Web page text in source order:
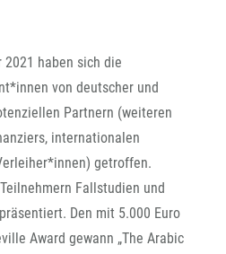
2021 haben sich die
von deutscher und
Partnern (weiteren
internationalen
getroffen.
Fallstudien und
Den mit 5.000 Euro
Award gewann „The Arabic